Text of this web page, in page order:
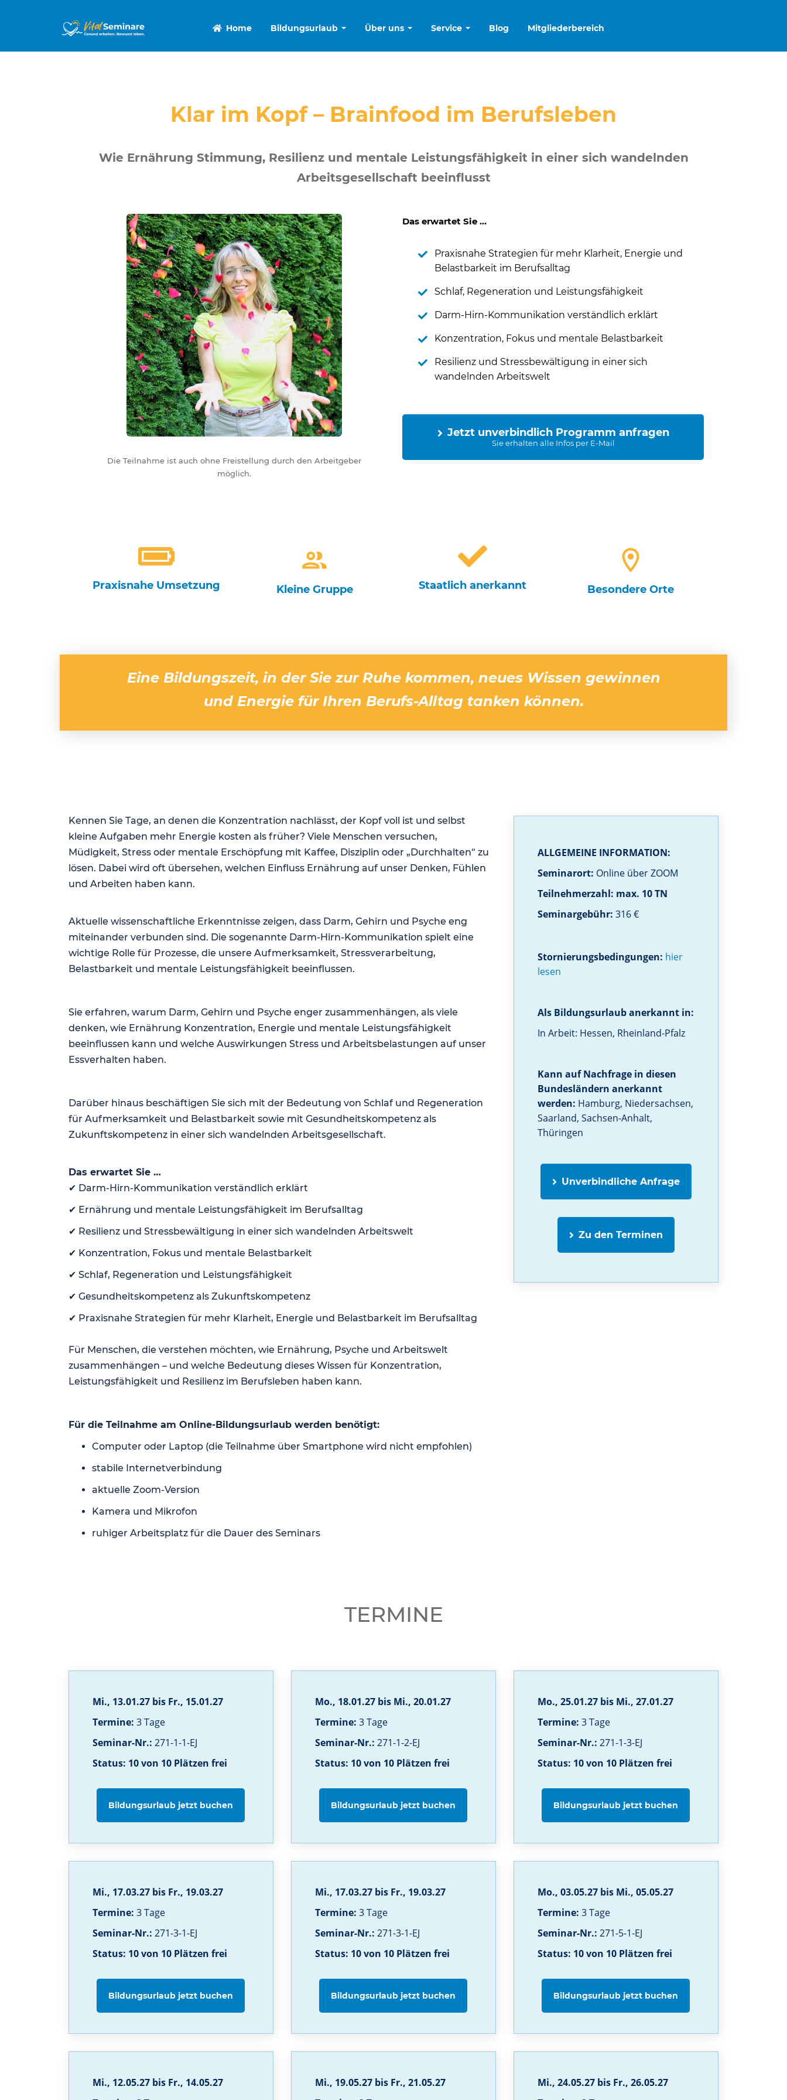
Home Bildungsurlaub Über uns Service Blog Mitgliederbereich
Klar im Kopf – Brainfood im Berufsleben
Wie Ernährung Stimmung, Resilienz und mentale Leistungsfähigkeit in einer sich wandelnden
Arbeitsgesellschaft beeinflusst
Die Teilnahme ist auch ohne Freistellung durch den Arbeitgeber
möglich.
Das erwartet Sie …
Praxisnahe Strategien für mehr Klarheit, Energie und
Belastbarkeit im Berufsalltag
Schlaf, Regeneration und Leistungsfähigkeit
Darm-Hirn-Kommunikation verständlich erklärt
Konzentration, Fokus und mentale Belastbarkeit
Resilienz und Stressbewältigung in einer sich
wandelnden Arbeitswelt
Jetzt unverbindlich Programm anfragen
Sie erhalten alle Infos per E-Mail
Praxisnahe Umsetzung Kleine Gruppe Staatlich anerkannt Besondere Orte
Eine Bildungszeit, in der Sie zur Ruhe kommen, neues Wissen gewinnen
und Energie für Ihren Berufs-Alltag tanken können.
Kennen Sie Tage, an denen die Konzentration nachlässt, der Kopf voll ist und selbst
kleine Aufgaben mehr Energie kosten als früher? Viele Menschen versuchen,
Müdigkeit, Stress oder mentale Erschöpfung mit Kaffee, Disziplin oder „Durchhalten“ zu
lösen. Dabei wird oft übersehen, welchen Einfluss Ernährung auf unser Denken, Fühlen
und Arbeiten haben kann.
Aktuelle wissenschaftliche Erkenntnisse zeigen, dass Darm, Gehirn und Psyche eng
miteinander verbunden sind. Die sogenannte Darm-Hirn-Kommunikation spielt eine
wichtige Rolle für Prozesse, die unsere Aufmerksamkeit, Stressverarbeitung,
Belastbarkeit und mentale Leistungsfähigkeit beeinflussen.
Sie erfahren, warum Darm, Gehirn und Psyche enger zusammenhängen, als viele
denken, wie Ernährung Konzentration, Energie und mentale Leistungsfähigkeit
beeinflussen kann und welche Auswirkungen Stress und Arbeitsbelastungen auf unser
Essverhalten haben.
Darüber hinaus beschäftigen Sie sich mit der Bedeutung von Schlaf und Regeneration
für Aufmerksamkeit und Belastbarkeit sowie mit Gesundheitskompetenz als
Zukunftskompetenz in einer sich wandelnden Arbeitsgesellschaft.
Das erwartet Sie …
✔ Darm-Hirn-Kommunikation verständlich erklärt
✔ Ernährung und mentale Leistungsfähigkeit im Berufsalltag
✔ Resilienz und Stressbewältigung in einer sich wandelnden Arbeitswelt
✔ Konzentration, Fokus und mentale Belastbarkeit
✔ Schlaf, Regeneration und Leistungsfähigkeit
✔ Gesundheitskompetenz als Zukunftskompetenz
✔ Praxisnahe Strategien für mehr Klarheit, Energie und Belastbarkeit im Berufsalltag
Für Menschen, die verstehen möchten, wie Ernährung, Psyche und Arbeitswelt
zusammenhängen – und welche Bedeutung dieses Wissen für Konzentration,
Leistungsfähigkeit und Resilienz im Berufsleben haben kann.
Für die Teilnahme am Online-Bildungsurlaub werden benötigt:
Computer oder Laptop (die Teilnahme über Smartphone wird nicht empfohlen)
stabile Internetverbindung
aktuelle Zoom-Version
Kamera und Mikrofon
ruhiger Arbeitsplatz für die Dauer des Seminars
ALLGEMEINE INFORMATION:
Seminarort: Online über ZOOM
Teilnehmerzahl: max. 10 TN
Seminargebühr: 316 €
Stornierungsbedingungen: hier
lesen
Als Bildungsurlaub anerkannt in:
In Arbeit: Hessen, Rheinland-Pfalz
Kann auf Nachfrage in diesen
Bundesländern anerkannt
werden: Hamburg, Niedersachsen,
Saarland, Sachsen-Anhalt,
Thüringen
Unverbindliche Anfrage
Zu den Terminen
TERMINE
Mi., 13.01.27 bis Fr., 15.01.27
Termine: 3 Tage
Seminar-Nr.: 271-1-1-EJ
Status: 10 von 10 Plätzen frei
Bildungsurlaub jetzt buchen
Mi., 17.03.27 bis Fr., 19.03.27
Termine: 3 Tage
Seminar-Nr.: 271-3-1-EJ
Status: 10 von 10 Plätzen frei
Bildungsurlaub jetzt buchen
Mi., 12.05.27 bis Fr., 14.05.27
Mo., 18.01.27 bis Mi., 20.01.27
Termine: 3 Tage
Seminar-Nr.: 271-1-2-EJ
Status: 10 von 10 Plätzen frei
Bildungsurlaub jetzt buchen
Mi., 17.03.27 bis Fr., 19.03.27
Termine: 3 Tage
Seminar-Nr.: 271-3-1-EJ
Status: 10 von 10 Plätzen frei
Bildungsurlaub jetzt buchen
Mi., 19.05.27 bis Fr., 21.05.27
Mo., 25.01.27 bis Mi., 27.01.27
Termine: 3 Tage
Seminar-Nr.: 271-1-3-EJ
Status: 10 von 10 Plätzen frei
Bildungsurlaub jetzt buchen
Mo., 03.05.27 bis Mi., 05.05.27
Termine: 3 Tage
Seminar-Nr.: 271-5-1-EJ
Status: 10 von 10 Plätzen frei
Bildungsurlaub jetzt buchen
Mi., 24.05.27 bis Fr., 26.05.27